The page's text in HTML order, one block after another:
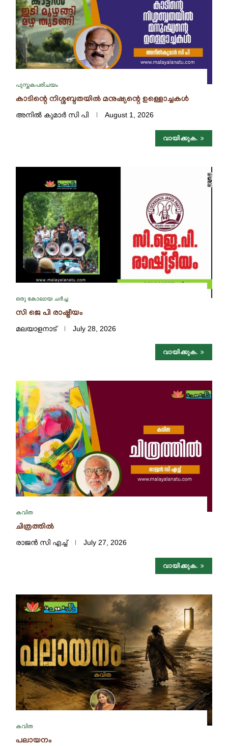
പുസ്തകപരിചയം
കാടിന്റെ നിശ്ശബ്ദതയിൽ മനുഷ്യന്റെ ഉള്ളൊച്ചകൾ
അനിൽ കുമാർ സി പി August 1, 2026
വായിക്കുക.
ഒരു കോലായ ചർച്ച
സി ജെ പി രാഷ്ട്രീയം
മലയാളനാട് July 28, 2026
വായിക്കുക.
കവിത
ചിത്രത്തില്‍
രാജൻ സി എച്ച് July 27, 2026
വായിക്കുക.
കവിത
പലായനം